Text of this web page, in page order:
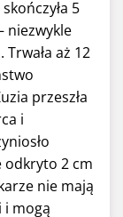
5
niezwykle
aż 12
przeszła
i
odkryto 2 cm
nie mają
i mogą